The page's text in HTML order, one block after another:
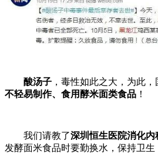
酸汤子 ，毒性如此之大，为此
不轻易制作、食用酵米面类食品 ！
我们请教了深圳恒生医院消化内
发酵面米食品时要勤换水，保持卫